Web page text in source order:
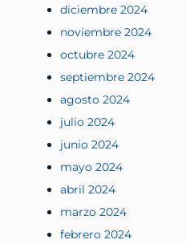
diciembre 2024
noviembre 2024
octubre 2024
septiembre 2024
agosto 2024
julio 2024
junio 2024
mayo 2024
abril 2024
marzo 2024
febrero 2024